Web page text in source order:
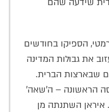
שידעה שהם
הספיקו בחודשים
את גבולות המדינה
שבארצות הברית.
הראשונה – ה'שאה'
איראן השתנתה מן